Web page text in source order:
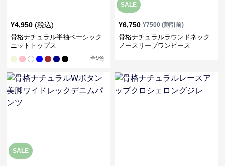
¥4,950 (税込)
骨格ナチュラル半袖ベーシック
ニットトップス
全9色
SALE
¥6,750 ¥7500(割引前)
骨格ナチュラルラウンドネック
ノースリーブワンピース
SALE